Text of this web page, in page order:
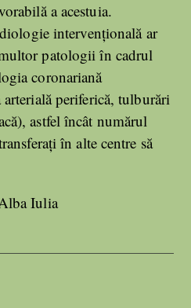
a acestuia.
intervențională ar
patologii în cadrul
coronariană
periferică, tulburări
astfel încât numărul
în alte centre să
Iulia